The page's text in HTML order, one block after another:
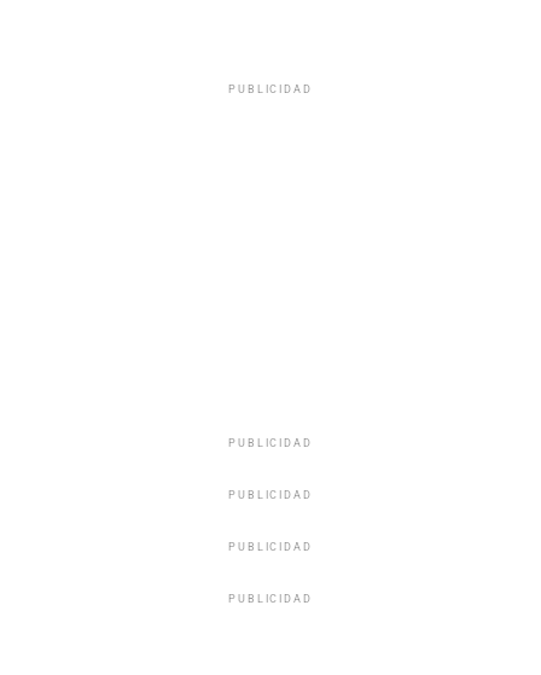
PUBLICIDAD
PUBLICIDAD
PUBLICIDAD
PUBLICIDAD
PUBLICIDAD